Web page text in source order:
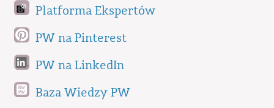
Platforma Ekspertów
PW na Pinterest
PW na LinkedIn
Baza Wiedzy PW